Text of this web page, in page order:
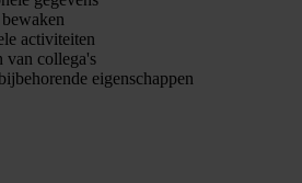
activiteiten
van collega's
eigenschappen